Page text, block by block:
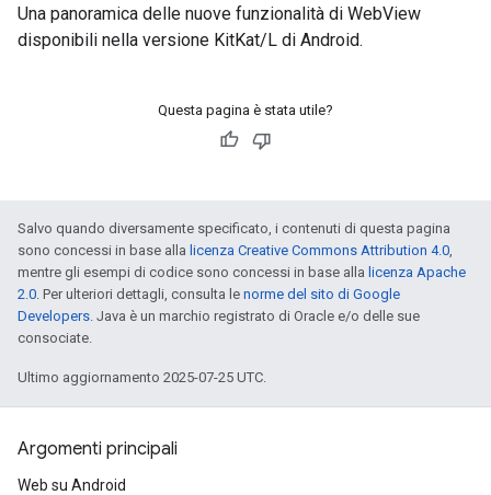
Una panoramica delle nuove funzionalità di WebView
disponibili nella versione KitKat/L di Android.
Questa pagina è stata utile?
Salvo quando diversamente specificato, i contenuti di questa pagina
sono concessi in base alla licenza Creative Commons Attribution 4.0,
mentre gli esempi di codice sono concessi in base alla licenza Apache
2.0. Per ulteriori dettagli, consulta le norme del sito di Google
Developers. Java è un marchio registrato di Oracle e/o delle sue
consociate.
Ultimo aggiornamento 2025-07-25 UTC.
Argomenti principali
Web su Android